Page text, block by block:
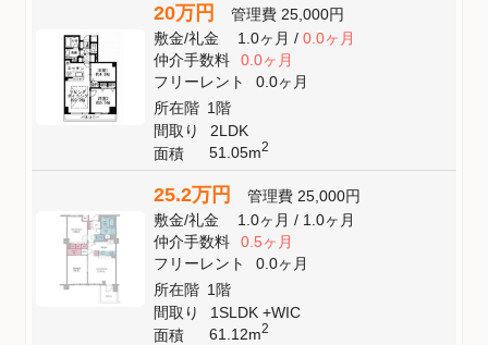
20万円 管理費 25,000円
敷金/礼金 1.0ヶ月/ 0.0ヶ月
仲介手数料
0.0ヶ月
フリーレント
0.0ヶ月
所在階 1階
間取り
2LDK
面積
51.05m2
25.2万円 管理費 25,000円
敷金/礼金 1.0ヶ月/ 1.0ヶ月
仲介手数料
0.5ヶ月
フリーレント
0.0ヶ月
所在階 1階
間取り
1SLDK +WIC
面積
61.12m2